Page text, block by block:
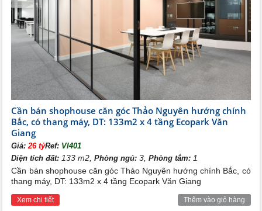
Cần bán shophouse căn góc Thảo Nguyên hướng chính
Bắc, có thang máy, DT: 133m2 x 4 tầng Ecopark Văn
Giang
Giá:26 tỷRef: VI401
Diện tích đất: 133 m2,Phòng ngủ: 3,Phòng tắm: 1
Cần bán shophouse căn góc Thảo Nguyên hướng chính Bắc, có
thang máy, DT: 133m2 x 4 tầng Ecopark Văn Giang
Xem chi tiết Thêm vào giỏ hàng